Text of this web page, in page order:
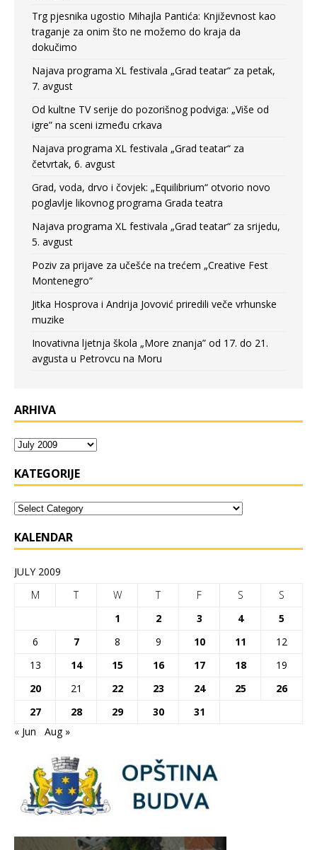
Trg pjesnika ugostio Mihajla Pantića: Književnost kao
traganje za onim što ne možemo do kraja da
dokučimo
Najava programa XL festivala „Grad teatar“ za petak,
7. avgust
Od kultne TV serije do pozorišnog podviga: „Više od
igre” na sceni između crkava
Najava programa XL festivala „Grad teatar“ za
četvrtak, 6. avgust
Grad, voda, drvo i čovjek: „Equilibrium“ otvorio novo
poglavlje likovnog programa Grada teatra
Najava programa XL festivala „Grad teatar“ za srijedu,
5. avgust
Poziv za prijave za učešće na trećem „Creative Fest
Montenegro“
Jitka Hosprova i Andrija Jovović priredili veče vrhunske
muzike
Inovativna ljetnja škola „More znanja” od 17. do 21.
avgusta u Petrovcu na Moru
ARHIVA
KATEGORIJE
KALENDAR
JULY 2009
M
T W T F S
S
1
2 3 4
5
6
7 8 9 10 11
12
13
14 15 16 17 18
19
20
21 22 23 24 25
26
27
28 29 30
31
« Jun
Aug »